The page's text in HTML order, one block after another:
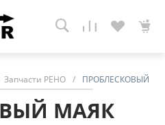
Запчасти РЕНО / ПРОБЛЕСКОВЫЙ
МАЯК